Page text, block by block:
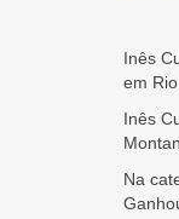
Inês
em
Inês
Na